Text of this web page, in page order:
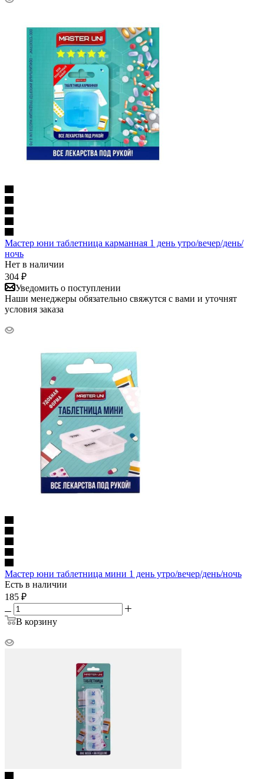
Мастер юни таблетница карманная 1 день утро/вечер/день/
ночь
Нет в наличии
304 ₽
Уведомить о поступлении
Наши менеджеры обязательно свяжутся с вами и уточнят
условия заказа
Мастер юни таблетница мини 1 день утро/вечер/день/ночь
Есть в наличии
185 ₽
В корзину